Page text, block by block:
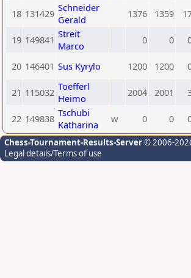
18 131429 Schneider
Gerald
1376 1359
19 149841 Streit
Marco
0 0
20 146401 Sus Kyrylo 1200 1200
21 115032 Toefferl
Heimo
2004 2001
22 149838 Tschubi
Katharina
w 0 0
Chess-Tournament-Results-Server© 2006-
Legal details/Terms of use